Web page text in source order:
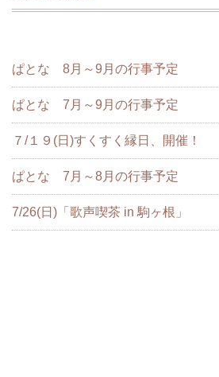
ぱとな 8月～9月の行事予定
ぱとな 7月～9月の行事予定
７/１９(日)すくすく縁日、開催！
ぱとな 7月～8月の行事予定
7/26(日)「歌声喫茶 in 駒ヶ根」